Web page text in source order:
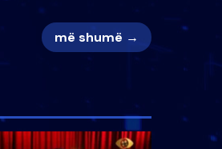
më shumë →